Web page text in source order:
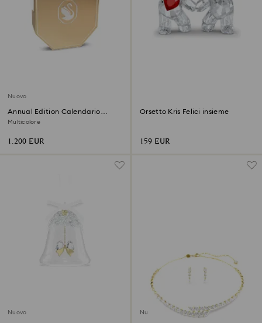
Nuovo
Annual Edition Calendario
dell’Avvento 2026
Multicolore
1.200 EUR
Orsetto Kris Felici insieme
159 EUR
Nuovo Nuovo